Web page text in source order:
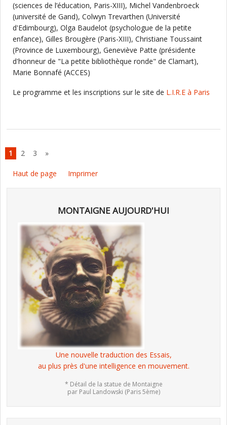
(sciences de l’éducation, Paris-XIII), Michel Vandenbroeck
(université de Gand), Colwyn Trevarthen (Université
d'Edimbourg), Olga Baudelot (psychologue de la petite
enfance), Gilles Brougère (Paris-XIII), Christiane Toussaint
(Province de Luxembourg), Geneviève Patte (présidente
d'honneur de "La petite bibliothèque ronde" de Clamart),
Marie Bonnafé (ACCES)
Le programme et les inscriptions sur le site de L.I.R.E à Paris
1 2 3 »
Haut de page Imprimer
MONTAIGNE AUJOURD'HUI
Une nouvelle traduction des Essais,
au plus près d'une intelligence en mouvement.
* Détail de la statue de Montaigne
par Paul Landowski (Paris 5ème)